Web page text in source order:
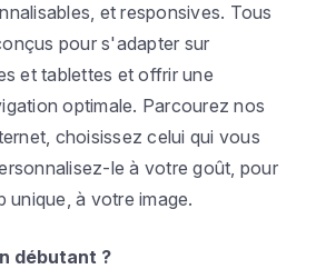
et responsives. Tous
pour s'adapter sur
et tablettes et offrir une
optimale. Parcourez nos
choisissez celui qui vous
le à votre goût, pour
unique, à votre image.
débutant ?